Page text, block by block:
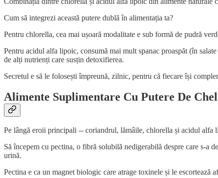
Cum să integrezi această putere dublă în alimentația ta?
Pentru chlorella, cea mai ușoară modalitate e sub formă de pudră
Pentru acidul alfa lipoic, consumă mai mult spanac proaspăt (în
de alți nutrienți care susțin detoxifierea.
Secretul e să le folosești împreună, zilnic, pentru că fiecare își
Alimente Suplimentare Cu Putere De
Pe lângă eroii principali -- coriandrul, lămâile, chlorella și acidul alfa
Să începem cu pectina, o fibră solubilă nedigerabilă despre care s-a
urină.
Pectina e ca un magnet biologic care atrage toxinele și le escortează